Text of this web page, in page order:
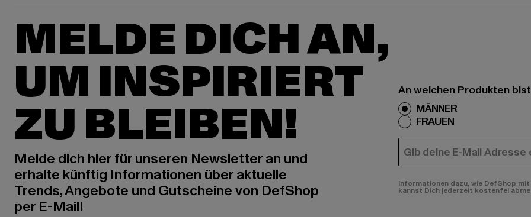
MELDE DICH AN,
UM INSPIRIERT
ZU BLEIBEN!
Melde dich hier für unseren Newsletter an und
erhalte künftig Informationen über aktuelle
Trends, Angebote und Gutscheine von DefShop
per E-Mail!
An welchen Produkten
MÄNNER
FRAUEN
E-MAIL
Informationen dazu, wie DefShop
kannst Dich jederzeit kostenfei